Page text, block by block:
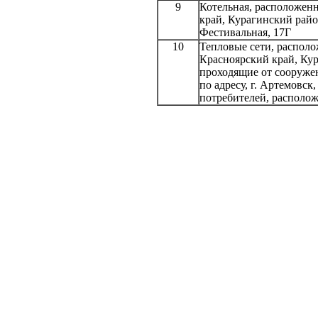
9
Котельная,
край, Курагинский
Фестивальная, 17Г
10
Тепловые сети,
Красноярский край,
проходящие от
по адресу, г.
потребителей,